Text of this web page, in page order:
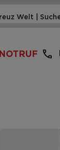
NOTRUF